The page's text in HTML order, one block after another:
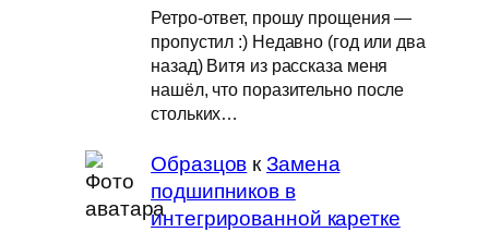
Ретро-ответ, прошу прощения —
пропустил :) Недавно (год или два
назад) Витя из рассказа меня
нашёл, что поразительно после
стольких…
Образцов кЗамена
подшипников в
интегрированной каретке